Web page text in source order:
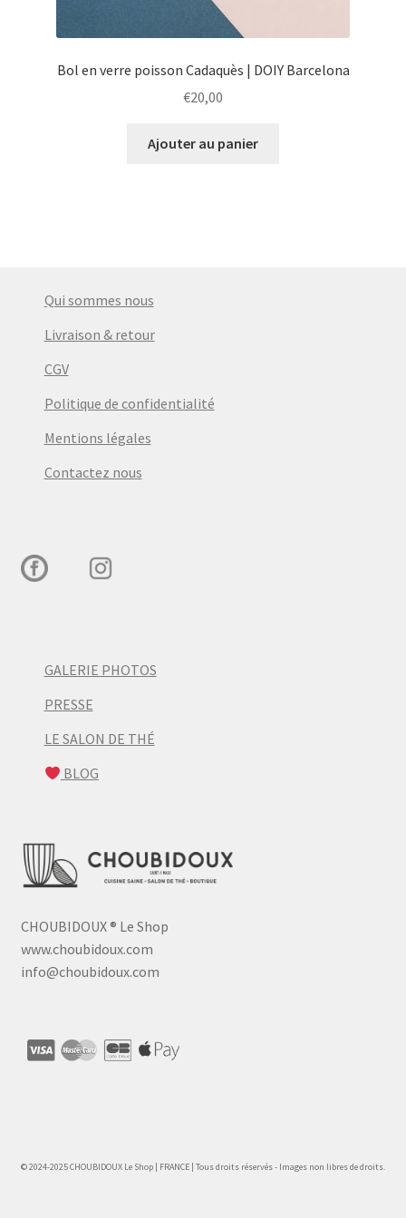
Bol en verre poisson Cadaquès | DOIY Barcelona
€20,00
Ajouter au panier
Qui sommes nous
Livraison & retour
CGV
Politique de confidentialité
Mentions légales
Contactez nous
GALERIE PHOTOS
PRESSE
LE SALON DE THÉ
BLOG
CHOUBIDOUX® Le Shop
www.choubidoux.com
info@choubidoux.com
© 2024-2025 CHOUBIDOUX Le Shop | FRANCE | Tous droits réservés - Images non libres de droits.